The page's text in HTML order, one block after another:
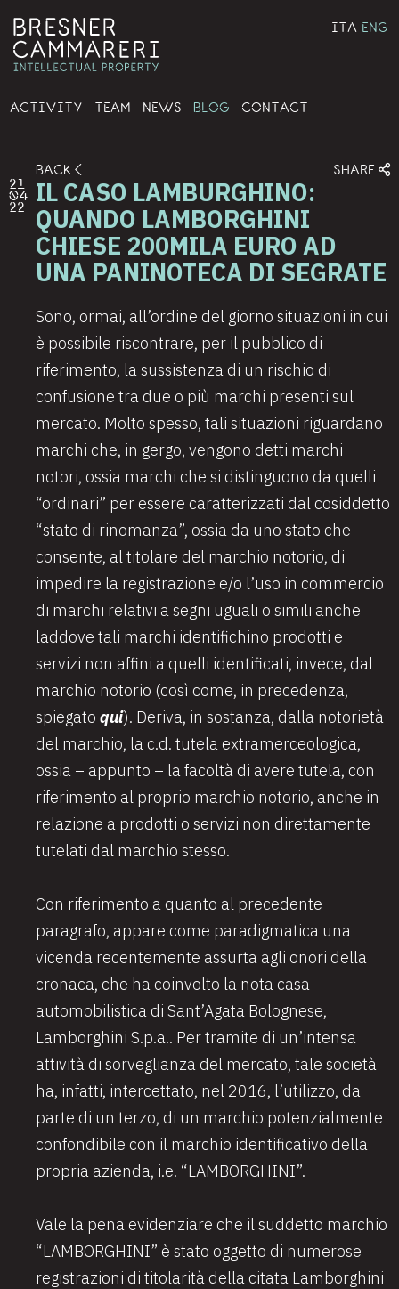
ITA ENG
ACTIVITY TEAM NEWS BLOG CONTACT
21
04
22
BACK SHARE
IL CASO LAMBURGHINO:
QUANDO LAMBORGHINI
CHIESE 200MILA EURO AD
UNA PANINOTECA DI SEGRATE
Sono, ormai, all’ordine del giorno situazioni in cui
è possibile riscontrare, per il pubblico di
riferimento, la sussistenza di un rischio di
confusione tra due o più marchi presenti sul
mercato. Molto spesso, tali situazioni riguardano
marchi che, in gergo, vengono detti marchi
notori, ossia marchi che si distinguono da quelli
“ordinari” per essere caratterizzati dal cosiddetto
“stato di rinomanza”, ossia da uno stato che
consente, al titolare del marchio notorio, di
impedire la registrazione e/o l’uso in commercio
di marchi relativi a segni uguali o simili anche
laddove tali marchi identifichino prodotti e
servizi non affini a quelli identificati, invece, dal
marchio notorio (così come, in precedenza,
spiegato qui). Deriva, in sostanza, dalla notorietà
del marchio, la c.d. tutela extramerceologica,
ossia – appunto – la facoltà di avere tutela, con
riferimento al proprio marchio notorio, anche in
relazione a prodotti o servizi non direttamente
tutelati dal marchio stesso.
Con riferimento a quanto al precedente
paragrafo, appare come paradigmatica una
vicenda recentemente assurta agli onori della
cronaca, che ha coinvolto la nota casa
automobilistica di Sant’Agata Bolognese,
Lamborghini S.p.a.. Per tramite di un’intensa
attività di sorveglianza del mercato, tale società
ha, infatti, intercettato, nel 2016, l’utilizzo, da
parte di un terzo, di un marchio potenzialmente
confondibile con il marchio identificativo della
propria azienda, i.e. “LAMBORGHINI”.
Vale la pena evidenziare che il suddetto marchio
“LAMBORGHINI” è stato oggetto di numerose
registrazioni di titolarità della citata Lamborghini